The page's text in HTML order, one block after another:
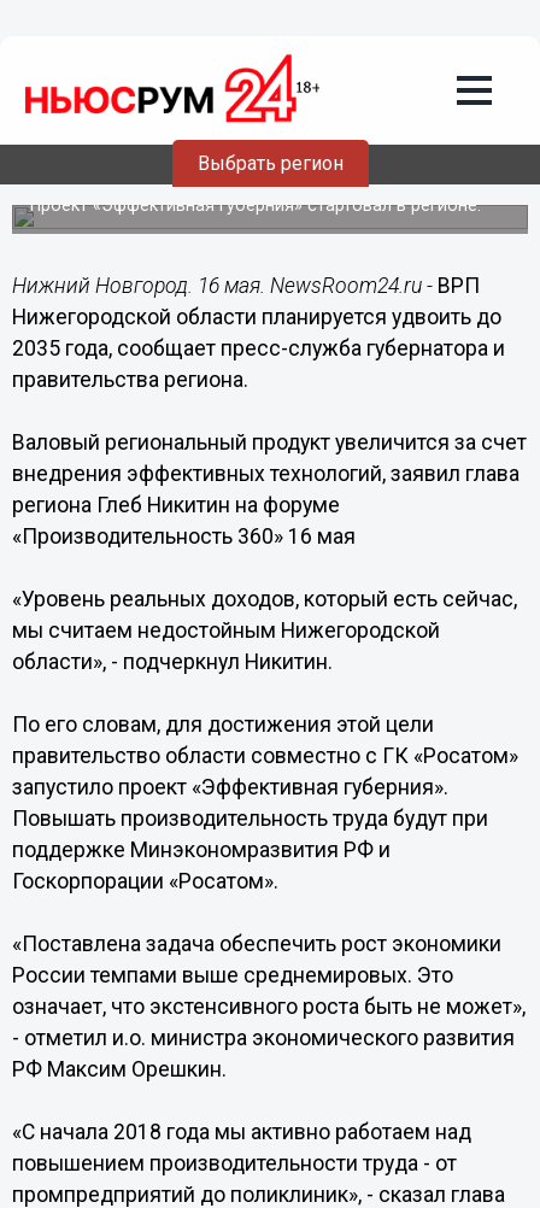
Выбрать регион
16.05.201820:13
ВРП Нижегородской области удвоится
Проект «Эффективная губерния» стартовал в регионе.
Нижний Новгород. 16 мая. NewsRoom24.ru - ВРП
Нижегородской области планируется удвоить до
2035 года, сообщает пресс-служба губернатора и
правительства региона.
Валовый региональный продукт увеличится за счет
внедрения эффективных технологий, заявил глава
региона Глеб Никитин на форуме
«Производительность 360» 16 мая
«Уровень реальных доходов, который есть сейчас,
мы считаем недостойным Нижегородской
области», - подчеркнул Никитин.
По его словам, для достижения этой цели
правительство области совместно с ГК «Росатом»
запустило проект «Эффективная губерния».
Повышать производительность труда будут при
поддержке Минэкономразвития РФ и
Госкорпорации «Росатом».
«Поставлена задача обеспечить рост экономики
России темпами выше среднемировых. Это
означает, что экстенсивного роста быть не может»,
- отметил и.о. министра экономического развития
РФ Максим Орешкин.
«С начала 2018 года мы активно работаем над
повышением производительности труда - от
промпредприятий до поликлиник», - сказал глава